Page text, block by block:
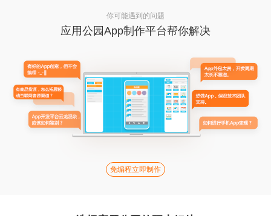
你可能遇到的问题
应用公园App制作平台帮你解决
免编程立即制作